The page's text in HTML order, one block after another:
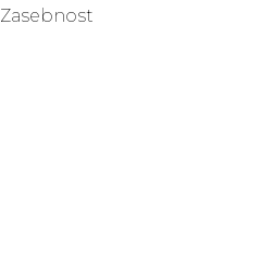
Zasebnost